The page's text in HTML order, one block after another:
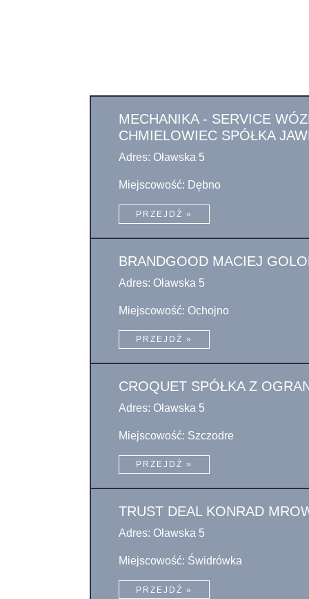
MECHANIKA - SERVICE
CHMIELOWIEC SPÓŁKA
Adres: Oławska 5
Miejscowość: Dębno
PRZEJDŹ »
BRANDGOOD MACIEJ
Adres: Oławska 5
Miejscowość: Ochojno
PRZEJDŹ »
CROQUET SPÓŁKA Z
Adres: Oławska 5
Miejscowość: Szczodre
PRZEJDŹ »
TRUST DEAL KONRAD
Adres: Oławska 5
Miejscowość: Świdrówka
PRZEJDŹ »